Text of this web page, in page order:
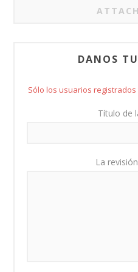
DANOS
Sólo los usuarios
Título de
La